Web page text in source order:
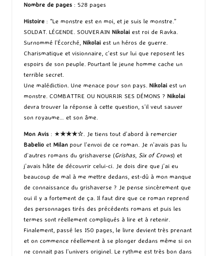
Nombre de pages : 528 pages
Histoire : “Le monstre est en moi, et je suis le monstre.”
SOLDAT. LÉGENDE. SOUVERAIN Nikolai est roi de Ravka.
Surnommé l’Écorché, Nikolai est un héros de guerre.
Charismatique et visionnaire, c’est sur lui que reposent les
espoirs de son peuple. Pourtant le jeune homme cache un
terrible secret.
Une malédiction. Une menace pour son pays. Nikolai est un
monstre. COMBATTRE OU NOURRIR SES DÉMONS ? Nikolai
devra trouver la réponse à cette question, s’il veut sauver
son royaume… et son âme.
Mon Avis : ★★★★☆. Je tiens tout d’abord à remercier
Babelio et Milan pour l’envoi de ce roman. Je n’avais pas lu
d’autres romans du grishaverse (Grishas, Six of Crows) et
j’avais hâte de découvrir celui-ci. Je dois dire que j’ai eu
beaucoup de mal à me mettre dedans, est-dû à mon manque
de connaissance du grishaverse ? Je pense sincèrement que
oui il y a fortement de ça. Il faut dire que ce roman reprend
des personnages tirés des précédents romans et puis les
termes sont réellement compliqués à lire et à retenir.
Finalement, passé les 150 pages, le livre devient très prenant
et on commence réellement à se plonger dedans même si on
ne connait pas l’univers originel. Le rythme est très bon dans